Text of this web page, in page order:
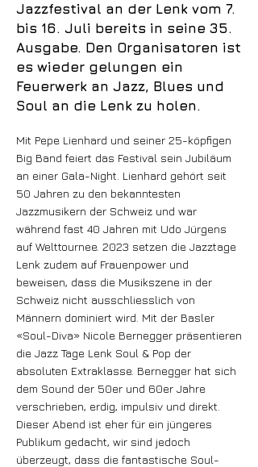
Jazzfestival an der Lenk vom 7.
bis 16. Juli bereits in seine 35.
Ausgabe. Den Organisatoren ist
es wieder gelungen ein
Feuerwerk an Jazz, Blues und
Soul an die Lenk zu holen.
Mit Pepe Lienhard und seiner 25-köpfigen
Big Band feiert das Festival sein Jubiläum
an einer Gala-Night. Lienhard gehört seit
50 Jahren zu den bekanntesten
Jazzmusikern der Schweiz und war
während fast 40 Jahren mit Udo Jürgens
auf Welttournee. 2023 setzen die Jazztage
Lenk zudem auf Frauenpower und
beweisen, dass die Musikszene in der
Schweiz nicht ausschliesslich von
Männern dominiert wird. Mit der Basler
«Soul-Diva» Nicole Bernegger präsentieren
die Jazz Tage Lenk Soul & Pop der
absoluten Extraklasse. Bernegger hat sich
dem Sound der 50er und 60er Jahre
verschrieben, erdig, impulsiv und direkt.
Dieser Abend ist eher für ein jüngeres
Publikum gedacht, wir sind jedoch
überzeugt, dass die fantastische Soul-